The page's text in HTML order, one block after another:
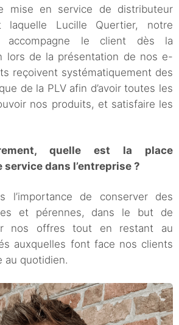
mise en service de distributeur
laquelle Lucille Quertier, notre
accompagne le client dès la
lors de la présentation de nos e-
reçoivent systématiquement des
de la PLV afin d’avoir toutes les
nos produits, et satisfaire les
quelle est la place
dans l’entreprise ?
l’importance de conserver des
et pérennes, dans le but de
nos offres tout en restant au
auxquelles font face nos clients
au quotidien.